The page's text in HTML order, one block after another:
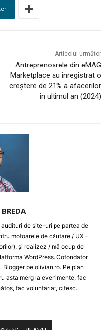
Articolul următor
Antreprenoarele din eMAG
Marketplace au înregistrat o
creștere de 21% a afacerilor
în ultimul an (2024)
de site-uri pe partea de
motoarele de căutare / UX –
și realizez / mă ocup de
WordPress. Cofondator
Blogger pe olivian.ro. Pe plan
asta merg la evenimente, fac
fac voluntariat, citesc.